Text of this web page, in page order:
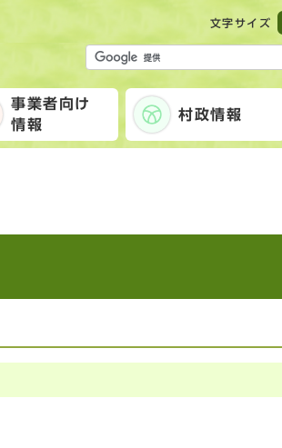
文字サイズ
事業者向け
情報
村政情報